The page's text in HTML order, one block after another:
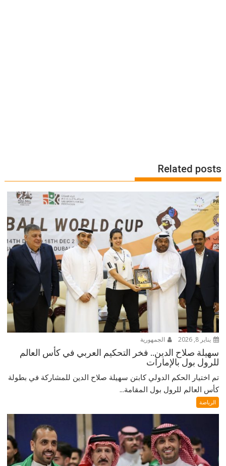
Related posts
يناير 8, 2026 الجمهورية
سهيلة صلاح الدين.. فخر التحكيم العربي في كأس العالم
للرول بول بالإمارات
تم اختيار الحكم الدولي كابتن سهيلة صلاح الدين للمشاركة في بطولة
كأس العالم للرول بول المقامة...
الرياضة